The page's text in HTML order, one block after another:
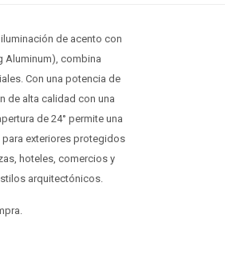
de acento con
Aluminum), combina
Con una potencia de
de alta calidad con una
de 24° permite una
exteriores protegidos
hoteles, comercios y
arquitectónicos.